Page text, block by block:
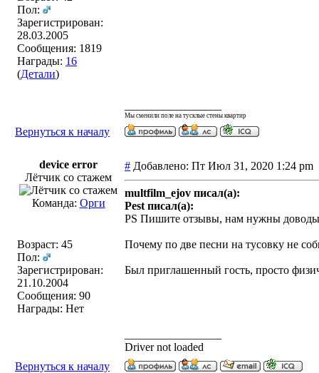
Пол:
Зарегистрирован:
28.03.2005
Сообщения: 1819
Награды: 16
(Детали)
Мы сменили поле на тусклые стены квартир
Вернуться к началу
device error
Лётчик со стажем
Команда: Орги
Возраст: 45
Пол:
Зарегистрирован:
21.10.2004
Сообщения: 90
Награды: Нет
# Добавлено: Пт Июл 31, 2020 1:24
multfilm_ejov писал(а):
Pest писал(а):
PS Пишите отзывы, нам нужны доводы
Почему по две песни на тусовку не
Был приглашенный гость, просто
Driver not loaded
Вернуться к началу